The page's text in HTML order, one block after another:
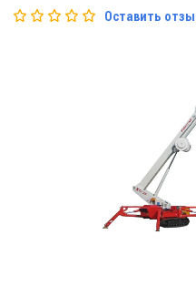
Оставить